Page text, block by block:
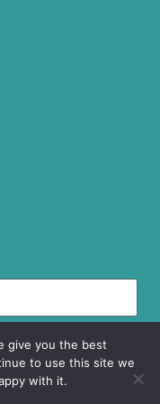
give you the best
to use this site we
with it.